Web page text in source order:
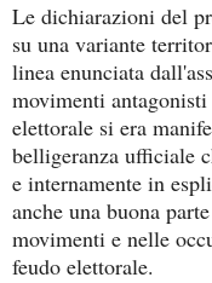
Le dichiarazioni del
su una variante
linea enunciata
movimenti
elettorale si era
belligeranza ufficiale
e internamente in
anche una buona
movimenti e nelle
feudo elettorale.